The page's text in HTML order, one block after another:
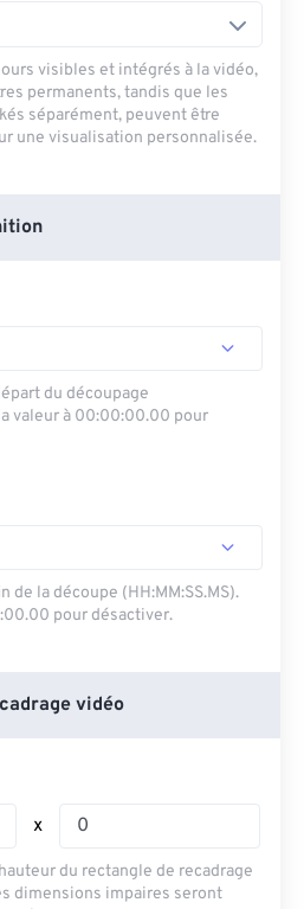
visibles et intégrés à la vidéo,
permanents, tandis que les
séparément, peuvent être
une visualisation personnalisée.
du découpage
valeur à 00:00:00.00 pour
de la découpe (HH:MM:SS.MS).
pour désactiver.
vidéo
x
du rectangle de recadrage
dimensions impaires seront